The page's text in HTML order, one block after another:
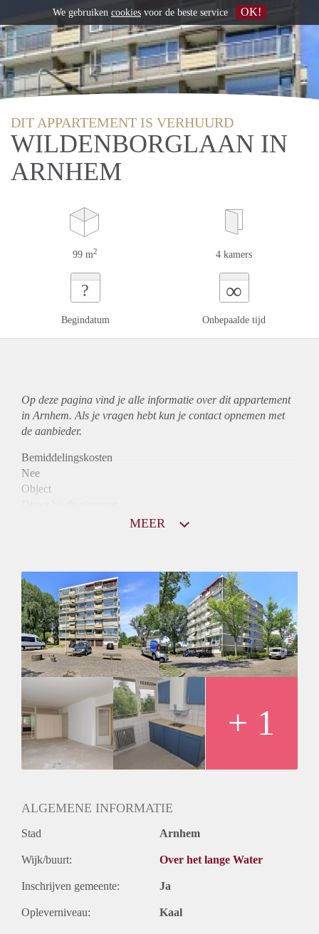
DIT APPARTEMENT IS VERHUURD
WILDENBORGLAAN IN
ARNHEM
99 m2 4 kamers
?
Begindatum
∞
Onbepaalde tijd
Op deze pagina vind je alle informatie over ditappartement
in Arnhem. Als je vragen hebt kun je contact opnemen met
de aanbieder.
Bemiddelingskosten
Nee
Object
Huurtoeslag
Niet mogelijk
Inkomen eis
2,9 X Maandhuur Bruto
Huurtermijn
Onbepaalde termijn
Oplevering
MEER
+ 1
ALGEMENE INFORMATIE
Stad Arnhem
Wijk/buurt: Over het lange Water
Inschrijven gemeente: Ja
Opleverniveau: Kaal
We gebruiken cookies voor de beste service OK!